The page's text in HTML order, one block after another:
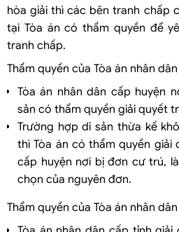
hòa giải thì các bên tranh chấp
tại Tòa án có thẩm quyền để
tranh chấp.
Thẩm quyền của Tòa án nhân
Tòa án nhân dân cấp huyện
sản có thẩm quyền giải quyết
Trường hợp di sản thừa kế
thì Tòa án có thẩm quyền giải
cấp huyện nơi bị đơn cư trú,
chọn của nguyên đơn.
Thẩm quyền của Tòa án nhân